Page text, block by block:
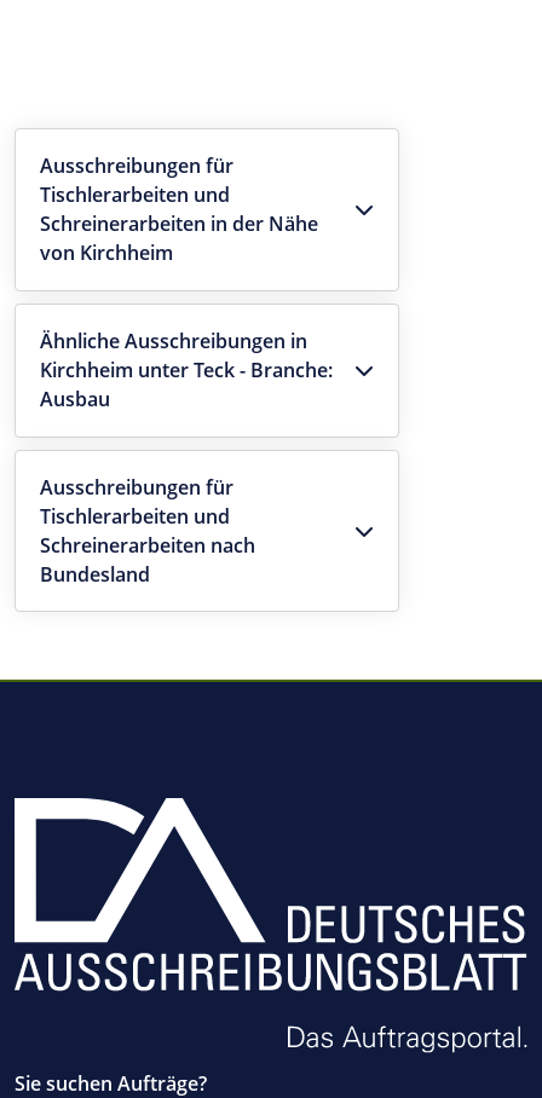
Ausschreibungen für
Tischlerarbeiten und
Schreinerarbeiten in der Nähe
von Kirchheim
Ähnliche Ausschreibungen in
Kirchheim unter Teck - Branche:
Ausbau
Ausschreibungen für
Tischlerarbeiten und
Schreinerarbeiten nach
Bundesland
Sie suchen Aufträge?